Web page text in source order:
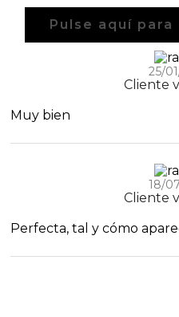
Pulse aquí
25/
Cliente
Muy bien
18/
Cliente
Perfecta, tal y cómo